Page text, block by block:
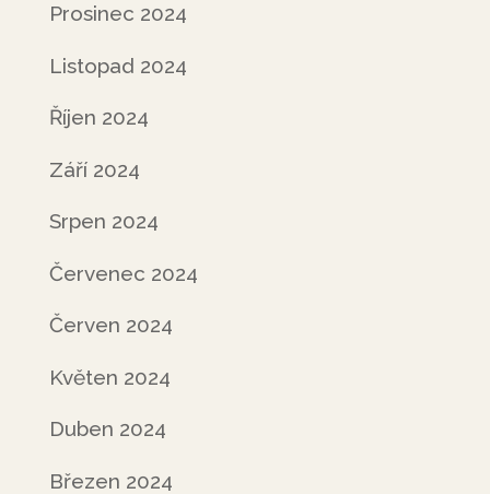
Prosinec 2024
Listopad 2024
Říjen 2024
Září 2024
Srpen 2024
Červenec 2024
Červen 2024
Květen 2024
Duben 2024
Březen 2024